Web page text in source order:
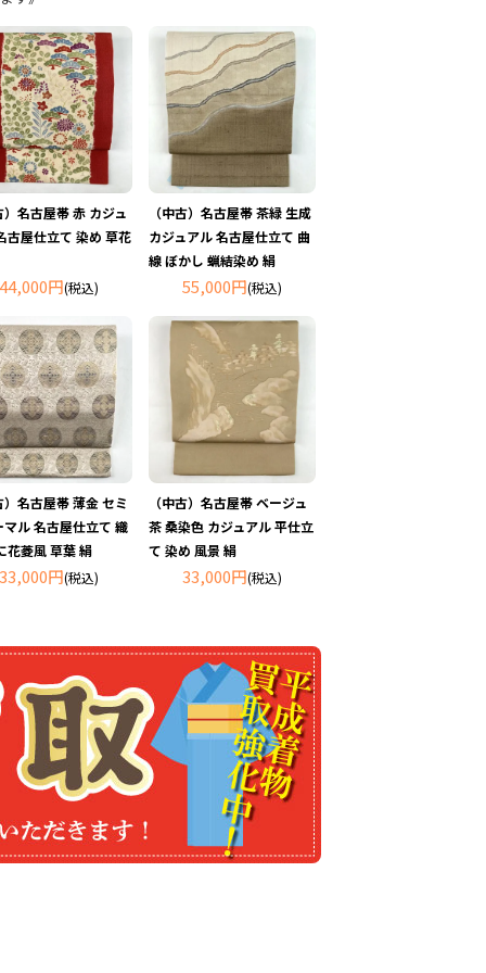
）名古屋帯 赤 カジュ
古屋仕立て 染め 草花
44,000円(税込)
（中古）名古屋帯 茶緑 生成
カジュアル 名古屋仕立て 曲
線 ぼかし 蝋結染め 絹
55,000円(税込)
）名古屋帯 薄金 セミ
マル 名古屋仕立て 織
花菱風 草葉 絹
33,000円(税込)
（中古）名古屋帯 ベージュ
茶 桑染色 カジュアル 平仕立
て 染め 風景 絹
33,000円(税込)